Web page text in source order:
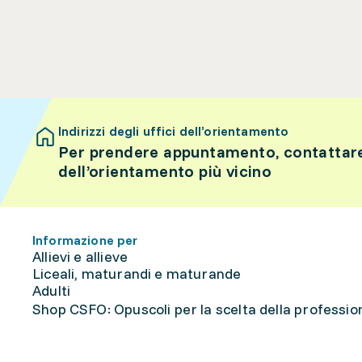
Indirizzi degli uffici dell’orientamento
Per prendere appuntamento,
dell’orientamento più vicino
Informazione per
Allievi e allieve
Liceali, maturandi e maturande
Adulti
Shop CSFO: Opuscoli per la scelta della